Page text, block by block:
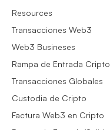
Resources
Transacciones Web3
Web3 Busineses
Rampa de Entrada Cripto
Transacciones Globales
Custodia de Cripto
Factura Web3 en Cripto